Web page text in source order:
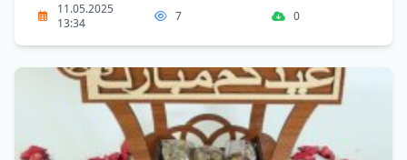
11.05.2025
13:34
7 0